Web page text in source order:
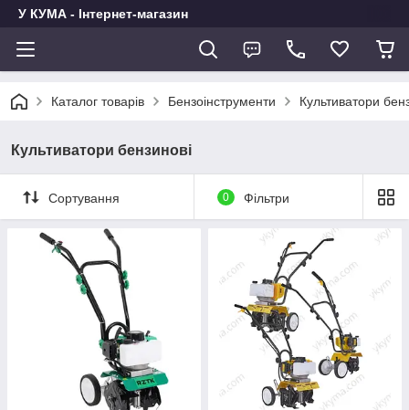
У КУМА - Інтернет-магазин
Каталог товарів Бензоінструменти Культиватори
Культиватори бензинові
Сортування 0 Фільтри